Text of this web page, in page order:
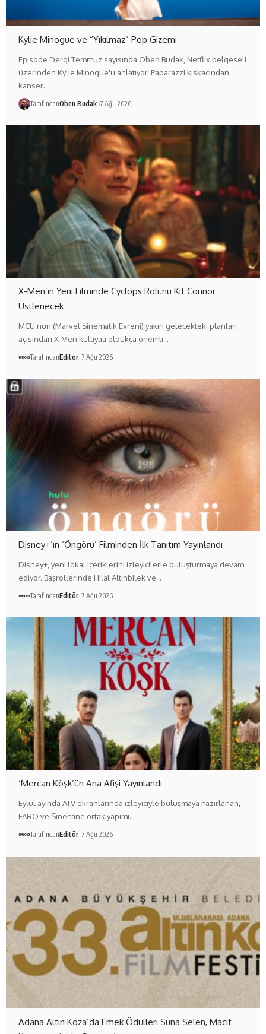
Kylie Minogue ve “Yıkılmaz” Pop Gizemi
Episode Dergi Temmuz sayısında Oben Budak, Netflix belgeseli
üzerinden Kylie Minogue'u anlatıyor. Paparazzi kıskacından
kanser…
TarafındanOben Budak 7 Ağu 2026
X-Men’in Yeni Filminde Cyclops Rolünü Kit Connor
Üstlenecek
MCU'nun (Marvel Sinematik Evreni) yakın gelecekteki planları
açısından X-Men külliyatı oldukça önemli…
TarafındanEditör 7 Ağu 2026
Disney+’ın ‘Öngörü’ Filminden İlk Tanıtım Yayınlandı
Disney+, yeni lokal içeriklerini izleyicilerle buluşturmaya devam
ediyor. Başrollerinde Hilal Altınbilek ve…
TarafındanEditör 7 Ağu 2026
‘Mercan Köşk’ün Ana Afişi Yayınlandı
Eylül ayında ATV ekranlarında izleyiciyle buluşmaya hazırlanan,
FARO ve Sinehane ortak yapımı…
TarafındanEditör 7 Ağu 2026
Adana Altın Koza’da Emek Ödülleri Suna Selen, Macit